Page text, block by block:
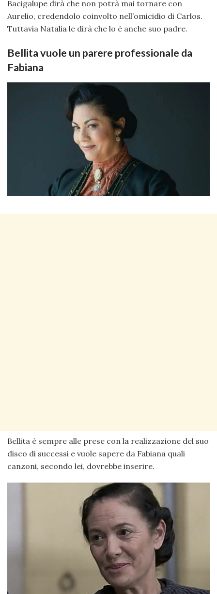
Bacigalupe dirà che non potrà mai tornare con
Aurelio, credendolo coinvolto nell’omicidio di Carlos.
Tuttavia Natalia le dirà che lo è anche suo padre.
Bellita vuole un parere professionale da
Fabiana
Bellita è sempre alle prese con la realizzazione del suo
disco di successi e vuole sapere da Fabiana quali
canzoni, secondo lei, dovrebbe inserire.